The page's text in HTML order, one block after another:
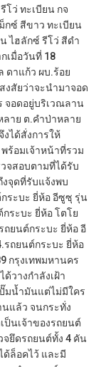
โว่ ทะเบียน กจ
กซ์ สีขาว ทะเบียน
ไฮลักซ์ รีโว่ สีดำ
เมื่อวันที่ 18
ดาแก้ว ผบ.ร้อย
งสัยว่าจะนำมาจอด
จอดอยู่บริเวณลาน
าย ต.คำป่าหลาย
ได้สั่งการให้
ร้อมเจ้าหน้าที่รวม
จสอบตามที่ได้รับ
งจุดที่รับแจ้งพบ
ระบะ ยี่ห้อ อีซูซุ รุ่น
ระบะ ยี่ห้อ โตโย
ถยนต์กระบะ ยี่ห้อ อี
รถยนต์กระบะ ยี่ห้อ
กรุงเทพมหานคร
วางกำลังเฝ้า
มน้ำมันแต่ไม่มีใคร
แล้ว จนกระทั่ง
ป็นเจ้าของรถยนต์
จยึดรถยนต์ทั้ง 4 คัน
ด้ล็อคไว้ และมี